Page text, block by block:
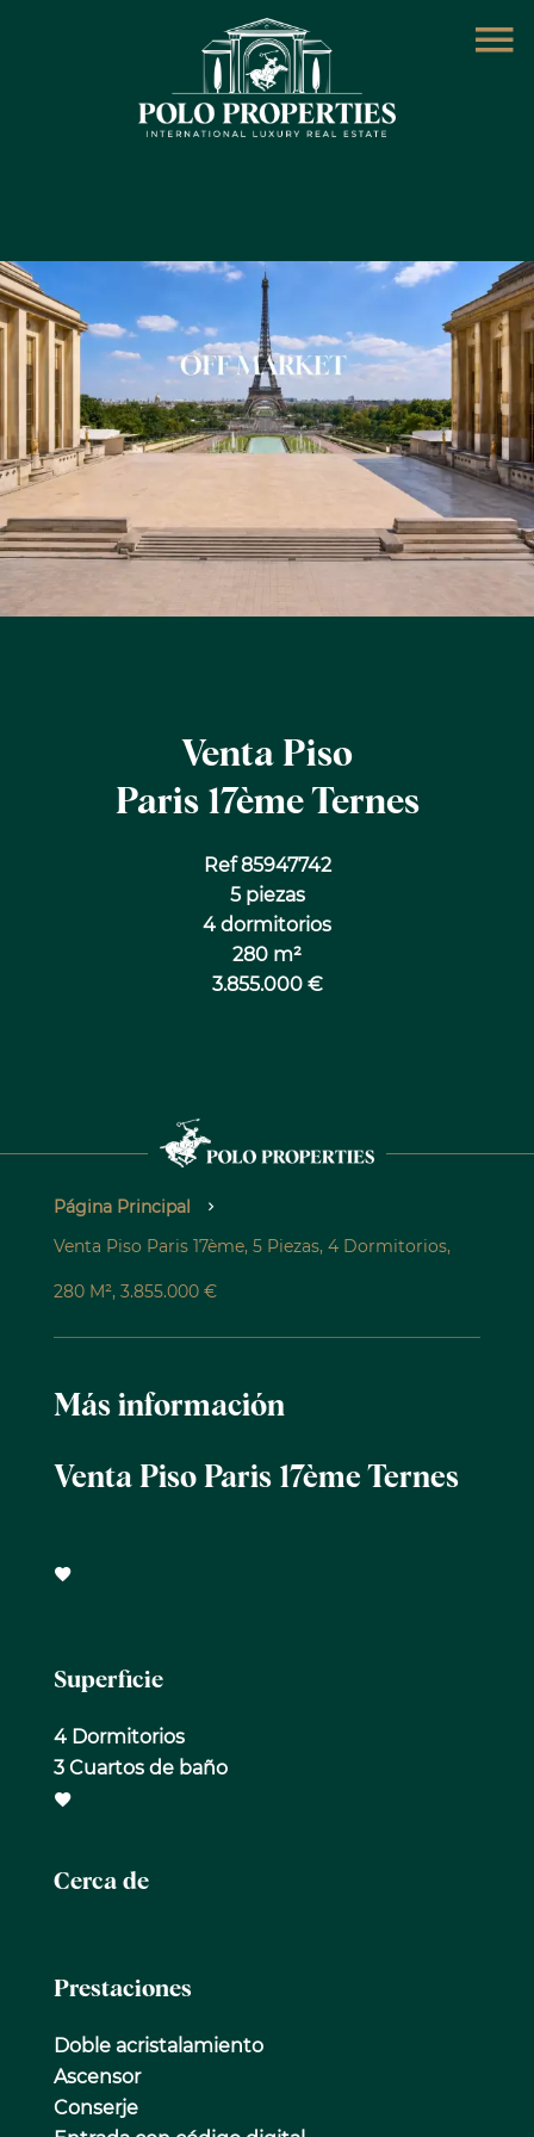
Venta Piso
Paris 17ème Ternes
Ref 85947742
5 piezas
4 dormitorios
280 m²
3.855.000 €
Página Principal
Venta Piso Paris 17ème, 5 Piezas, 4 Dormitorios,
280 M², 3.855.000 €
Más información
Venta Piso Paris 17ème Ternes
Superficie
4 Dormitorios
3 Cuartos de baño
Cerca de
Prestaciones
Doble acristalamiento
Ascensor
Conserje